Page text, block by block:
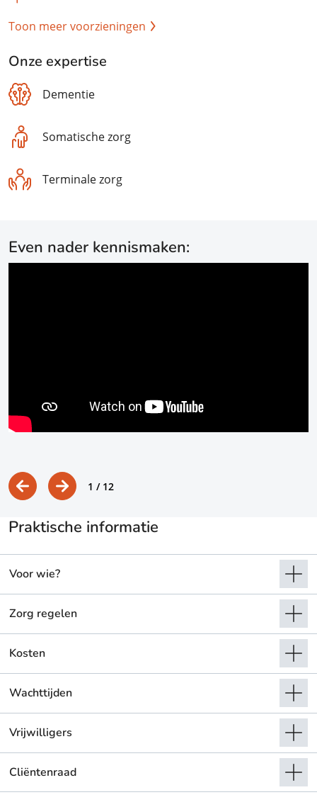
Onze expertise
Dementie
Somatische zorg
Terminale zorg
Toon meer voorzieningen
Even nader kennismaken:
1 / 12
Praktische informatie
Voor wie?
Zorg regelen
Kosten
Wachttijden
Vrijwilligers
Cliëntenraad